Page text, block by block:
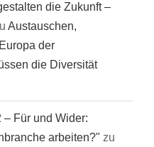
die Zukunft –
Austauschen,
der
die Diversität
– Für und Wider:
arbeiten?" zu